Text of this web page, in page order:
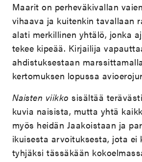
Maarit on perheväkivallan
vihaava ja kuitenkin tavallaan
alati merkillinen yhtälö, jonka
tekee kipeää. Kirjailija
ahdistuksestaan
kertomuksen lopussa
Naisten viikko sisältää
kuvia naisista, mutta yhtä
myös heidän Jaakoistaan ja
ikuisesta arvoituksesta, jota ei
tyhjäksi tässäkään